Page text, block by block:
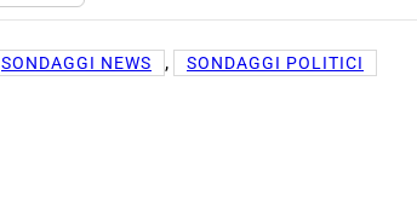
SONDAGGI NEWS , SONDAGGI POLITICI